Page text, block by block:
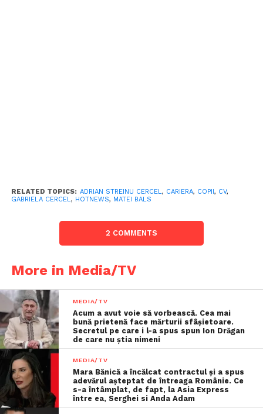
RELATED TOPICS: ADRIAN STREINU CERCEL , CARIERA, COPII, CV,
GABRIELA CERCEL , HOTNEWS, MATEI BALS
2 COMMENTS
More in Media/TV
MEDIA/TV
Acum a avut voie să vorbească. Cea mai
bună prietenă face mărturii sfâşietoare.
Secretul pe care i l-a spus spun Ion Drăgan
de care nu știa nimeni
MEDIA/TV
Mara Bănică a încălcat contractul și a spus
adevărul așteptat de întreaga Românie. Ce
s-a întâmplat, de fapt, la Asia Express
între ea, Serghei si Anda Adam